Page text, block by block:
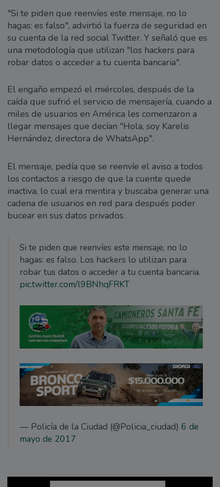
"Si te piden que reenvíes este mensaje, no lo
hagas: es falso", advirtió la fuerza de seguridad en
su cuenta de la red social Twitter. Y señaló que es
una metodología que utilizan "los hackers para
robar datos o acceder a tu cuenta bancaria".
El engaño empezó el miércoles, después de la
caída que sufrió el servicio de mensajería, cuando a
miles de usuarios en América les comenzaron a
llegar mensajes que decían "Hola, soy Karelis
Hernández, directora de WhatsApp".
El mensaje, pedía que se reenvíe el aviso a todos
los contactos a riesgo de que la cuente quede
inactiva, lo cual era mentira y buscaba generar una
cadena de usuarios en red para después poder
bucear en sus datos privados.
Si te piden que reenvíes este mensaje, no lo
hagas: es falso. Los hackers lo utilizan para
robar tus datos o acceder a tu cuenta bancaria.
pic.twitter.com/l9BNhqFRKT
— Policía de la Ciudad (@Policia_ciudad) 6 de
mayo de 2017